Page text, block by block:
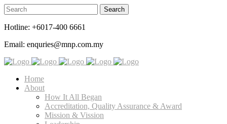
Hotline: +6017-400 6661
Email: enquries@mnp.com.my
Home
About
How It All Began
Accreditation, Quality Assurance & Award
Mission & Vission